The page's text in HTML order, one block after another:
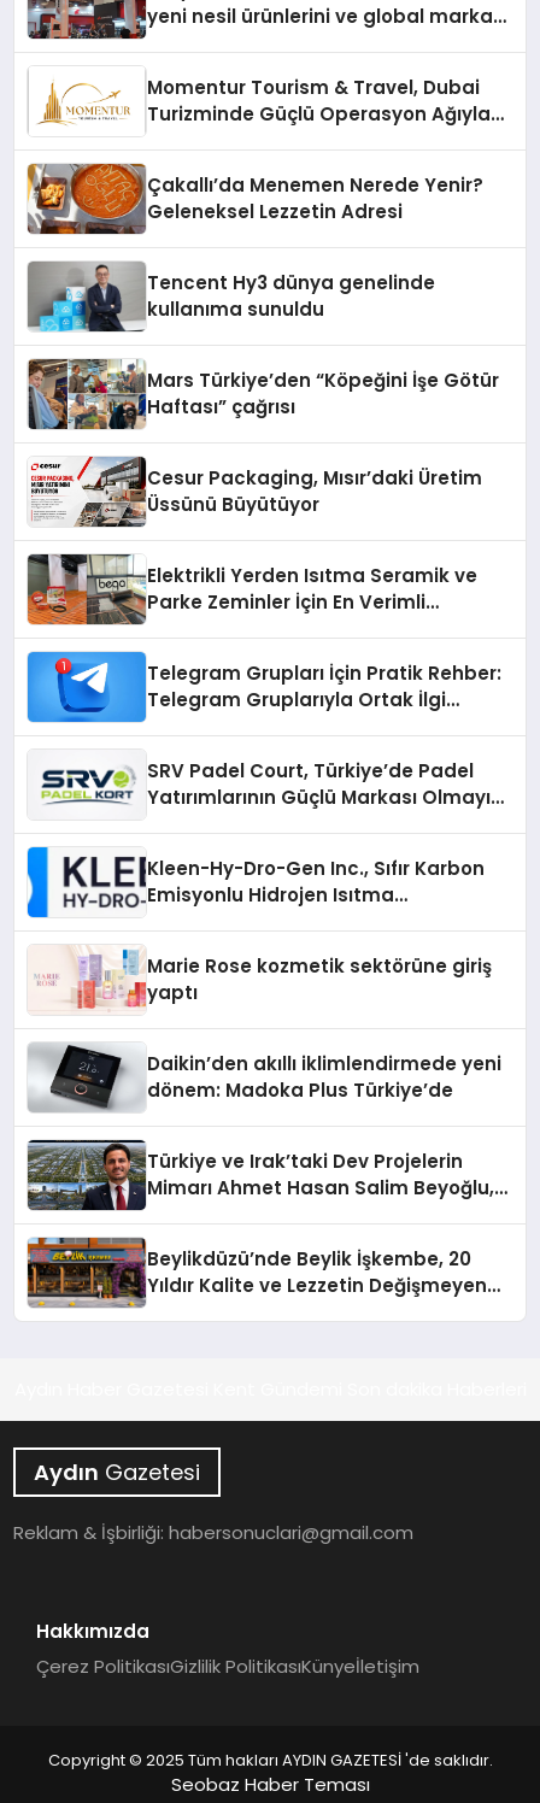
yeni nesil ürünlerini ve global marka
Momentur Tourism & Travel, Dubai
Turizminde Güçlü Operasyon Ağıyla
Çakallı’da Menemen Nerede Yenir?
Geleneksel Lezzetin Adresi
Tencent Hy3 dünya genelinde
kullanıma sunuldu
Mars Türkiye’den “Köpeğini İşe Götür
Haftası” çağrısı
Cesur Packaging, Mısır’daki Üretim
Üssünü Büyütüyor
Elektrikli Yerden Isıtma Seramik ve
Parke Zeminler İçin En Verimli
Telegram Grupları İçin Pratik Rehber:
Telegram Gruplarıyla Ortak İlgi
SRV Padel Court, Türkiye’de Padel
Yatırımlarının Güçlü Markası Olmayı
Kleen-Hy-Dro-Gen Inc., Sıfır Karbon
Emisyonlu Hidrojen Isıtma
Marie Rose kozmetik sektörüne giriş
yaptı
Daikin’den akıllı iklimlendirmede yeni
dönem: Madoka Plus Türkiye’de
Türkiye ve Irak’taki Dev Projelerin
Mimarı Ahmet Hasan Salim Beyoğlu,
Hayata Geçirecek
Beylikdüzü’nde Beylik İşkembe, 20
Yıldır Kalite ve Lezzetin Değişmeyen
Aydın Gazetesi
Reklam & İşbirliği:habersonuclari@gmail.com
Hakkımızda
Çerez PolitikasıGizlilik PolitikasıKünyeİletişim
Copyright © 2025 Tüm hakları AYDIN GAZETESİ 'de saklıdır.
Seobaz Haber Teması